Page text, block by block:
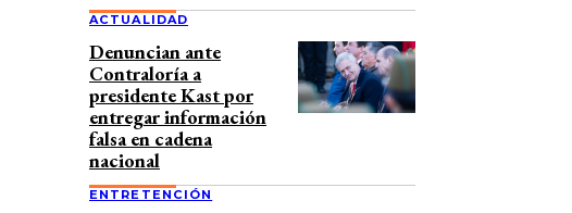
ACTUALIDAD
Denuncian ante
Contraloría a
presidente Kast por
entregar información
falsa en cadena
nacional
ENTRETENCIÓN